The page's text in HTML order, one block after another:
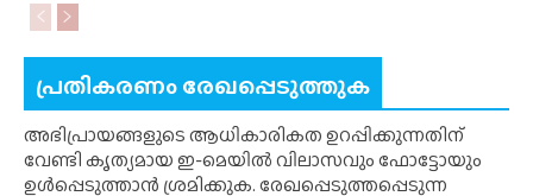
പ്രതികരണം രേഖപ്പെടുത്തുക
അഭിപ്രായങ്ങളുടെ ആധികാരികത ഉറപ്പിക്കുന്നതിന്
വേണ്ടി കൃത്യമായ ഇ-മെയിൽ വിലാസവും ഫോട്ടോയും
ഉൾപ്പെടുത്താൻ ശ്രമിക്കുക. രേഖപ്പെടുത്തപ്പെടുന്ന